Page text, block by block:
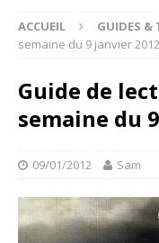
ACCUEIL GUIDES &
semaine du 9 janvier 2012
Guide de
semaine du
09/01/2012 Sam